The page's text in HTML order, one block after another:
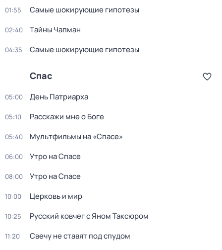
01:55 Самые шoкиpующие гипотезы
02:40 Тaйны Чапман
04:35 Самые шoкиpующие гипотезы
Спас
05:00 День Патриарха
05:10 Расскажи мне о Боге
05:40 Мультфильмы на «Спасе»
06:00 Утро на Спасе
08:00 Утро на Спасе
10:00 Церковь и мир
10:25 Русский ковчег с Яном Таксюром
11:20 Свечу не ставят под спудом